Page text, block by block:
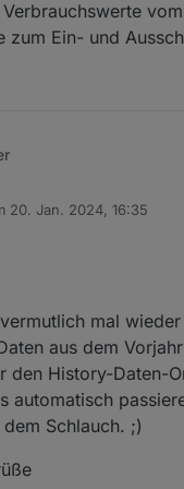
=
HaltezeitHeizstab =
ob
ob Batterie
<
ob Heizstab
==
let
let
let NetzLeistung_W
let MaxTempHeizstab
let
let
// NetzLeistung_W =
// Prüfen ob Werte
if (NetzLeistung_W
}else if
}
zum Ein- und
20. Jan. 2024, 16:35
von
mal
aus dem
den History-Daten-
automatisch
Schlauch. ;)